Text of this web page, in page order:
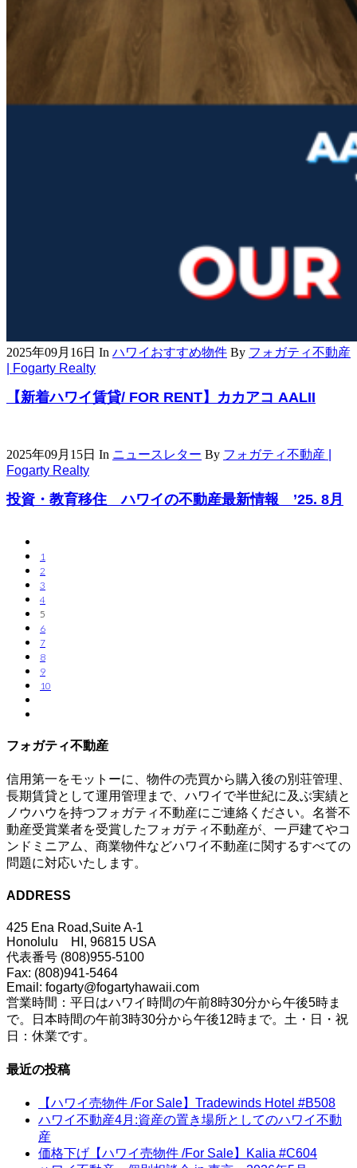
2025年09月16日 In ハワイおすすめ物件 By フォガティ不動産
| Fogarty Realty
【新着ハワイ賃貸/ FOR RENT】カカアコ AALII
2025年09月15日 In ニュースレター By フォガティ不動産 |
Fogarty Realty
投資・教育移住 ハワイの不動産最新情報 ’25. 8月
1
2
3
4
5
6
7
8
9
10
フォガティ不動産
信用第一をモットーに、物件の売買から購入後の別荘管理、
長期賃貸として運用管理まで、ハワイで半世紀に及ぶ実績と
ノウハウを持つフォガティ不動産にご連絡ください。名誉不
動産受賞業者を受賞したフォガティ不動産が、一戸建てやコ
ンドミニアム、商業物件などハワイ不動産に関するすべての
問題に対応いたします。
ADDRESS
425 Ena Road,Suite A-1
Honolulu HI, 96815 USA
代表番号 (808)955-5100
Fax: (808)941-5464
Email: fogarty@fogartyhawaii.com
営業時間：平日はハワイ時間の午前8時30分から午後5時ま
で。日本時間の午前3時30分から午後12時まで。土・日・祝
日：休業です。
最近の投稿
【ハワイ売物件 /For Sale】Tradewinds Hotel #B508
ハワイ不動産4月:資産の置き場所としてのハワイ不動
産
価格下げ【ハワイ売物件 /For Sale】Kalia #C604